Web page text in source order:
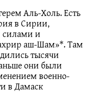
Аль-Холь. Есть
в Сирии,
силами и
аш-Шам»*. Там
тысячи
они были
военно-
в Дамаск